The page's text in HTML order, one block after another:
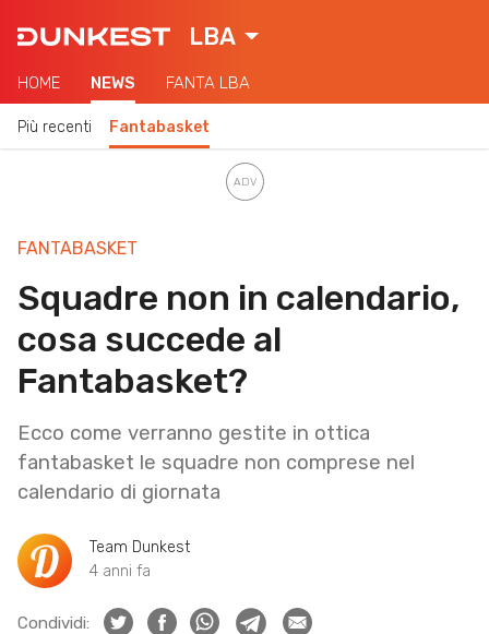
LBA
HOME NEWS FANTA LBA
Più recenti Fantabasket
FANTABASKET
Squadre non in calendario,
cosa succede al
Fantabasket?
Ecco come verranno gestite in ottica
fantabasket le squadre non comprese nel
calendario di giornata
Team Dunkest
4 anni fa
Condividi: